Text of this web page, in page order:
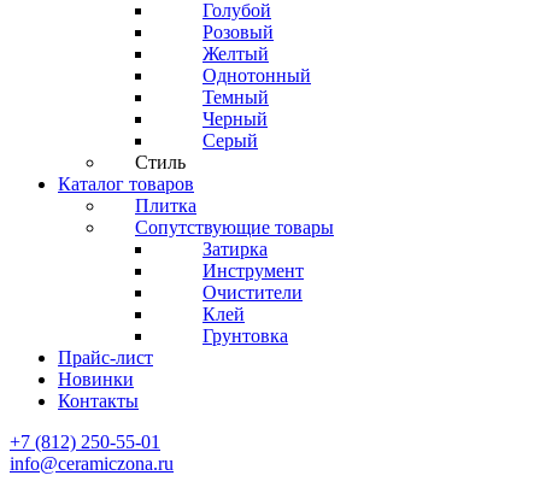
Голубой
Розовый
Желтый
Однотонный
Темный
Черный
Серый
Стиль
Каталог товаров
Плитка
Сопутствующие товары
Затирка
Инструмент
Очистители
Клей
Грунтовка
Прайс-лист
Новинки
Контакты
+7 (812) 250-55-01
info@ceramiczona.ru